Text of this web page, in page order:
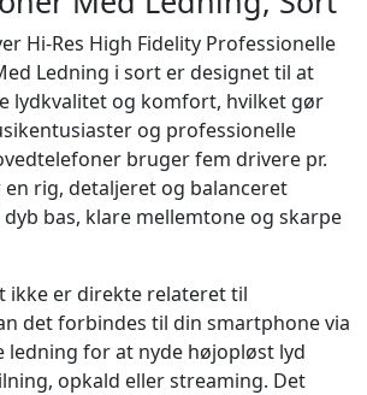
Hi-Res High Fidelity Professionelle
Ledning i sort er designet til at
lydkvalitet og komfort, hvilket gør
og professionelle
bruger fem drivere pr.
rig, detaljeret og balanceret
bas, klare mellemtone og skarpe
ikke er direkte relateret til
det forbindes til din smartphone via
ledning for at nyde højopløst lyd
opkald eller streaming. Det